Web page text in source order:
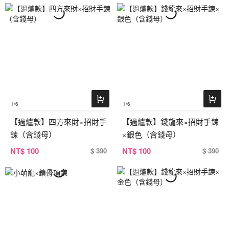
1/6
【過爐款】四方來財×招財手
鍊（含錢母）
NT$ 100 $ 390
1/6
【過爐款】錢龍來×招財手鍊
×銀色（含錢母）
NT$ 100 $ 390